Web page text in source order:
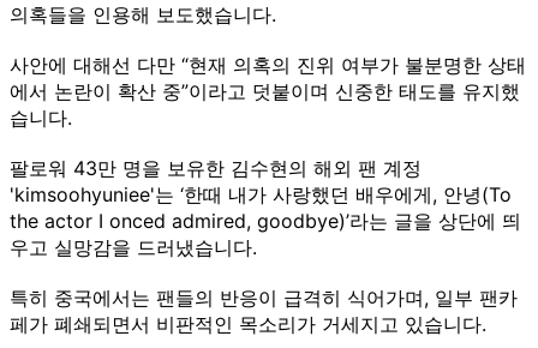
의혹들을 인용해 보도했습니다.
사안에 대해선 다만 “현재 의혹의 진위 여부가 불분명한 상태
에서 논란이 확산 중”이라고 덧붙이며 신중한 태도를 유지했
습니다.
팔로워 43만 명을 보유한 김수현의 해외 팬 계정
'kimsoohyuniee'는 ‘한때 내가 사랑했던 배우에게, 안녕(To
the actor I onced admired, goodbye)’라는 글을 상단에 띄
우고 실망감을 드러냈습니다.
특히 중국에서는 팬들의 반응이 급격히 식어가며, 일부 팬카
페가 폐쇄되면서 비판적인 목소리가 거세지고 있습니다.